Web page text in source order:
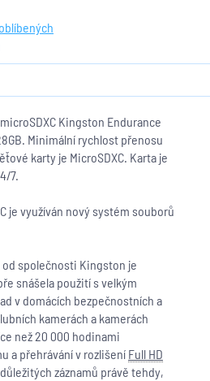
Kingston Endurance
Minimální rychlost přenosu
karty je MicroSDXC. Karta je
7.
je využíván nový systém souborů
od společnosti Kingston je
snášela použití s velkým
v domácích bezpečnostních a
kamerách a kamerách
než 20 000 hodinami
a přehrávání v rozlišení Full HD
záznamů právě tehdy,